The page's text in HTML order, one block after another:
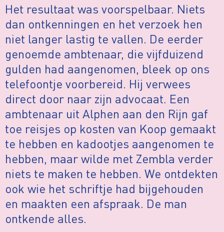
Het resultaat was voorspelbaar. Niets
dan ontkenningen en het verzoek hen
niet langer lastig te vallen. De eerder
genoemde ambtenaar, die vijfduizend
gulden had aangenomen, bleek op ons
telefoontje voorbereid. Hij verwees
direct door naar zijn advocaat. Een
ambtenaar uit Alphen aan den Rijn gaf
toe reisjes op kosten van Koop gemaakt
te hebben en kadootjes aangenomen te
hebben, maar wilde met Zembla verder
niets te maken te hebben. We ontdekten
ook wie het schriftje had bijgehouden
en maakten een afspraak. De man
ontkende alles.